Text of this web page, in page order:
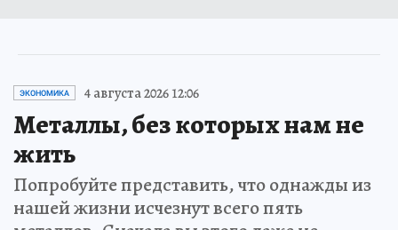
ЭКОНОМИКА 4 августа 2026 12:06
Металлы, без которых нам не
жить
Попробуйте представить, что однажды из
нашей жизни исчезнут всего пять